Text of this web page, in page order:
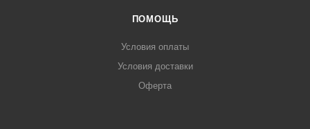
ПОМОЩЬ
Условия оплаты
Условия доставки
Оферта